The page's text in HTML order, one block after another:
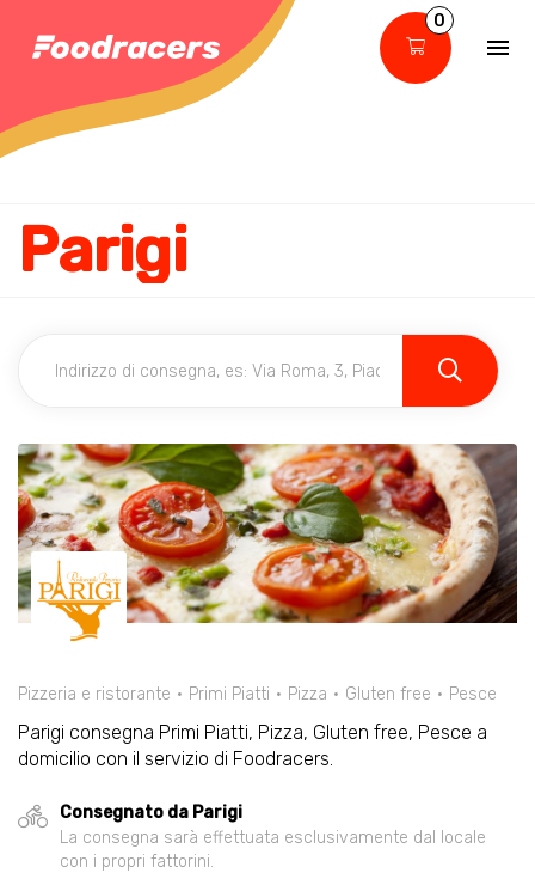
0
Parigi
Pizzeria e ristorante Primi Piatti Pizza Gluten free Pesce
Parigi consegna Primi Piatti, Pizza, Gluten free, Pesce a
domicilio con il servizio di Foodracers.
Consegnato da Parigi
La consegna sarà effettuata esclusivamente dal locale
con i propri fattorini.